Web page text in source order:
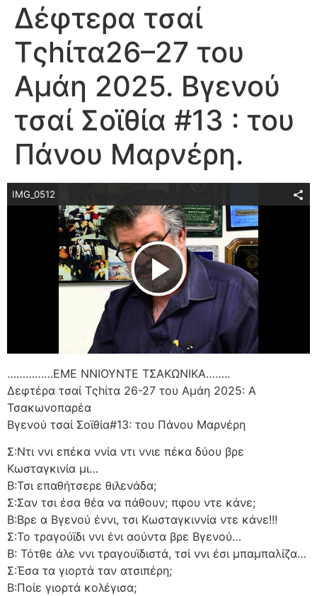
Δέφτερα τσαί
Τςhίτα26–27 του
Αμάη 2025. Βγενού
τσαί Σοϊθία #13 : του
Πάνου Μαρνέρη.
IMG_0512
Play Video
……………ΕΜΕ ΝΝΙΟΥΝΤΕ ΤΣΑΚΩΝΙΚΑ……..
Δεφτέρα τσαί Τςhίτα 26-27 του Αμάη 2025: Α
Τσακωνοπαρέα
Βγενού τσαί Σοϊθία#13: του Πάνου Μαρνέρη
Σ:Ντι ννι επέκα ννία ντι ννιε πέκα δύου βρε
Κωσταγκινία μι…
Β:Τσι επαθήτσερε θιλενάδα;
Σ:Σαν τσι έσα θέα να πάθουν; πφου ντε κάνε;
Β:Βρε α Βγενού έννι, τσι Κωσταγκιννία ντε κάνε!!!
Σ:Το τραγούϊδι ννι ένι αούντα βρε Βγενού…
Β: Τότθε άλε ννι τραγουϊδιστά, τσί ννι έσι μπαμπαλίζα…
Σ:Έσα τα γιορτά ταν ατσιπέρη;
Β:Ποίε γιορτά κολέγισα;